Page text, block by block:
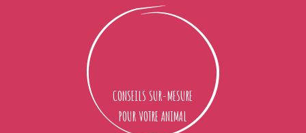
CONSEILS SUR-MESURE
POUR VOTRE ANIMAL